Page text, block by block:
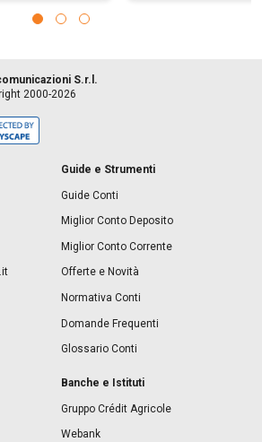
Guide e Strumenti
Guide Conti
Miglior Conto Deposito
Miglior Conto Corrente
Offerte e Novità
Normativa Conti
Domande Frequenti
Glossario Conti
Banche e Istituti
Gruppo Crédit Agricole
Webank
S.r.l.
2000-2026